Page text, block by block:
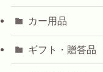
カー用品
ギフト・贈答品